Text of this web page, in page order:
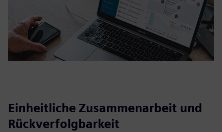
Einheitliche Zusammenarbeit und
Rückverfolgbarkeit